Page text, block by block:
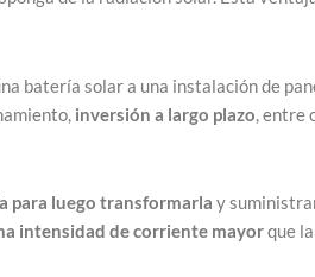
batería solar a una instalación de
inversión a largo plazo , entre
para luego transformarla y
intensidad de corriente mayorque